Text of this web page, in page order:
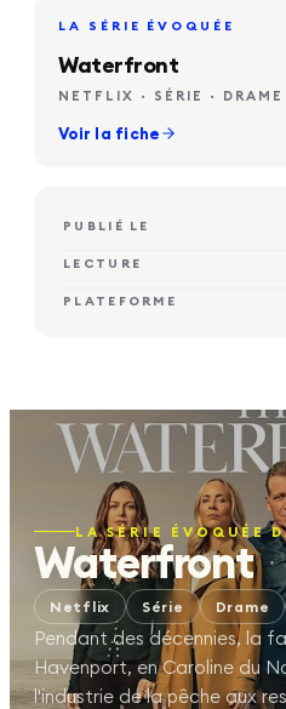
LA SÉRIE ÉVOQUÉE
Waterfront
NETFLIX · SÉRIE · DRAME
Voir la fiche
PUBLIÉ LE
LECTURE
PLATEFORME
LA SÉRIE ÉVOQUÉE
Waterfront
Netflix Série Drame
Pendant des décennies, la
Havenport, en Caroline du
l'industrie de la pêche aux